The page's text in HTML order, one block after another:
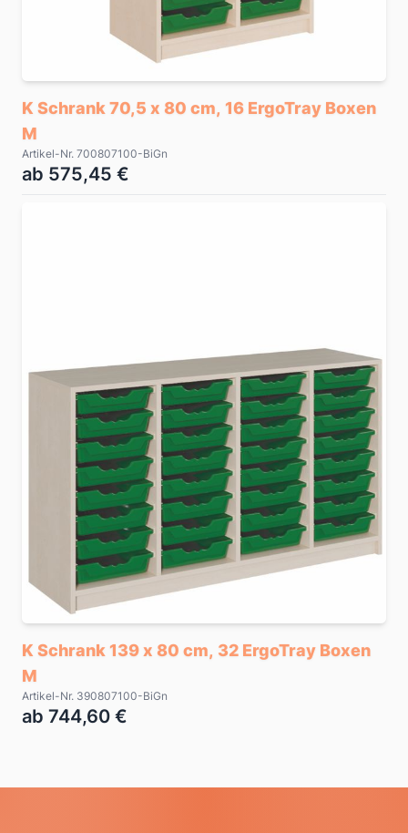
K Schrank 70,5 x 80 cm, 16 ErgoTray Boxen
M
Artikel-Nr. 700807100-BiGn
ab 575,45 €
K Schrank 139 x 80 cm, 32 ErgoTray Boxen
M
Artikel-Nr. 390807100-BiGn
ab 744,60 €